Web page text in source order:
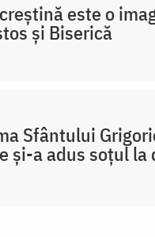
este o
și Biserică
Sfântului
și-a adus soțul la